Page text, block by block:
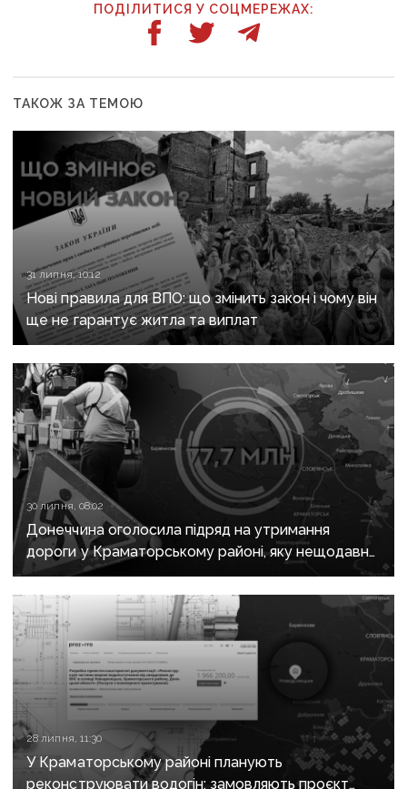
ПОДІЛИТИСЯ У СОЦМЕРЕЖАХ:
ТАКОЖ ЗА ТЕМОЮ
31 липня, 10:12
Нові правила для ВПО: що змінить закон і чому він
ще не гарантує житла та виплат
30 липня, 08:02
Донеччина оголосила підряд на утримання
дороги у Краматорському районі, яку нещодавно
вже ремонтували
28 липня, 11:30
У Краматорському районі планують
реконструювати водогін: замовляють проєкт